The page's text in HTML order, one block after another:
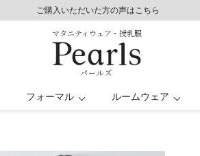
ご購入いただいた方の声はこちら
8,800円以上で送料無料/土日祝も発送（年末年始除く）
ご購入いただいた方の声はこちら
マタニティウェア・授乳服
パールズ
フォーマル ルームウェア